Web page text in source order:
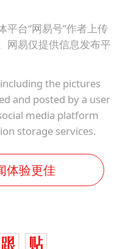
平台“网易号”作者上传
网易仅提供信息发布平
the pictures
and posted by a user
media platform
storage services.
体验更佳